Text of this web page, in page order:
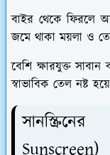
​বাইর থেকে ফিরলে
জমে থাকা ময়লা ও
​বেশি ক্ষারযুক্ত
স্বাভাবিক তেল নষ্ট
Sunscreen)